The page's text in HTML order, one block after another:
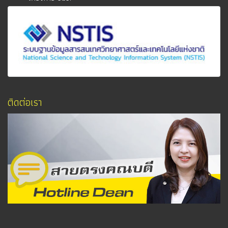
ติดต่อเรา